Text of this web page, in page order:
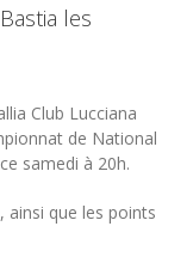
les
Club Lucciana
de National
samedi à 20h.
ainsi que les points